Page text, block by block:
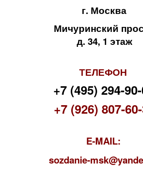
г. Москва
Мичуринский
д. 34, 1 этаж
ТЕЛЕФОН
+7 (495) 294-
+7 (926) 807-
E-MAIL:
sozdanie-